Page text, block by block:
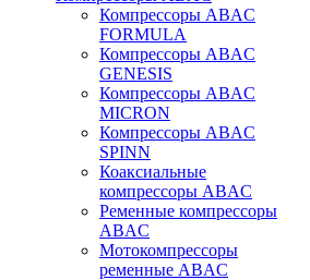
Компрессоры ABAC
FORMULA
Компрессоры ABAC
GENESIS
Компрессоры ABAC
MICRON
Компрессоры ABAC
SPINN
Коаксиальные
компрессоры ABAC
Ременные компрессоры
ABAC
Мотокомпрессоры
ременные ABAC